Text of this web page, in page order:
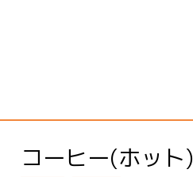
コーヒー(ホット)